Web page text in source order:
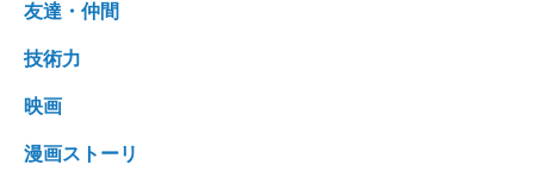
友達・仲間
技術力
映画
漫画ストーリ